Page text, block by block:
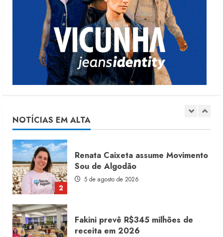
NOTÍCIAS EM ALTA
1
Moda vende US$63,7 bilhões em
produtos licenciados
6 de agosto de 2026
2
5 de agosto de 2026
3
Fakini prevê R$345 milhões de
receita em 2026
4 de agosto de 2026
Projeto testa passaporte digital na
moda nacional